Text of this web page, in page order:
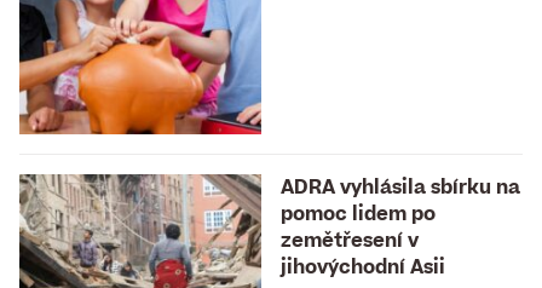
ADRA vyhlásila sbírku na
pomoc lidem po
zemětřesení v
jihovýchodní Asii